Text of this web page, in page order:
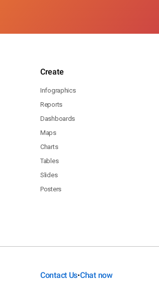
Create
Infographics
Reports
Dashboards
Maps
Charts
Tables
Slides
Posters
Contact Us•Chat now